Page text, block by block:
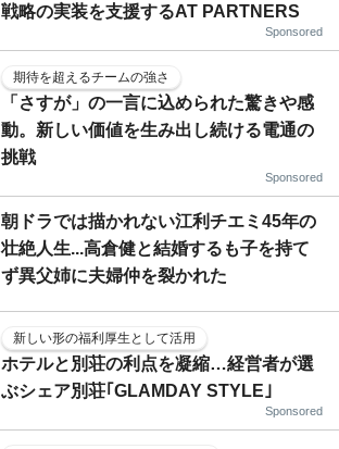
戦略の実装を支援するAT PARTNERS
Sponsored
期待を超えるチームの強さ
「さすが」の一言に込められた驚きや感
動。新しい価値を生み出し続ける電通の
挑戦
Sponsored
朝ドラでは描かれない江利チエミ45年の
壮絶人生...高倉健と結婚するも子を持て
ず異父姉に夫婦仲を裂かれた
新しい形の福利厚生として活用
ホテルと別荘の利点を凝縮…経営者が選
ぶシェア別荘｢GLAMDAY STYLE｣
Sponsored